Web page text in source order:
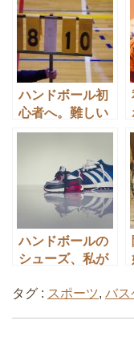
出来る筋トレ3
選
ハンドボール初
心者へ。難しい
ルールをやさし
ハンドボールの
シューズ、私が
選び方の4ポイ
タグ : スポーツ, バス